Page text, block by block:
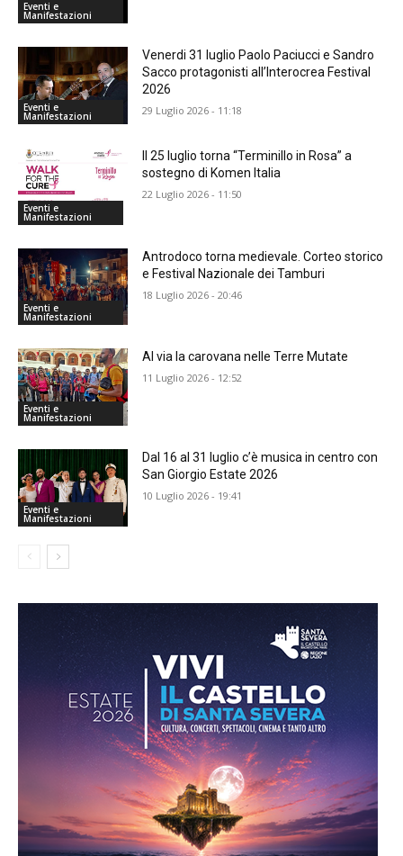
Eventi e
Manifestazioni
Eventi e
Manifestazioni
Venerdi 31 luglio Paolo Paciucci e Sandro
Sacco protagonisti all’Interocrea Festival
2026
29 Luglio 2026 - 11:18
Eventi e
Manifestazioni
Il 25 luglio torna “Terminillo in Rosa” a
sostegno di Komen Italia
22 Luglio 2026 - 11:50
Eventi e
Manifestazioni
Antrodoco torna medievale. Corteo storico
e Festival Nazionale dei Tamburi
18 Luglio 2026 - 20:46
Eventi e
Manifestazioni
Al via la carovana nelle Terre Mutate
11 Luglio 2026 - 12:52
Eventi e
Manifestazioni
Dal 16 al 31 luglio c’è musica in centro con
San Giorgio Estate 2026
10 Luglio 2026 - 19:41